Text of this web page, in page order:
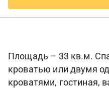
Площадь – 33 кв.м.
кроватью или двумя
кроватями, гостиная,